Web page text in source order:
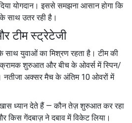
योगदान। इससे समझना आसान होगा कि
साथ उतर रही है।
टीम स्ट्रेटेजी
साथ युवाओं का मिश्रण रहता है। टीम की
शुरुआत और बीच के ओवर्स में स्पिन/
नतीजा अक्सर मैच के अंतिम 10 ओवरों में
खास ध्यान देते हैं — कौन तेज़ शुरुआत कर रहा
किस गेंदबाज़ ने दबाव में विकेट लिया।